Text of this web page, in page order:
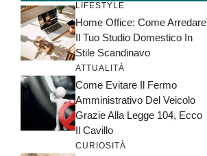
LIFESTYLE
Home Office: Come Arredare
Il Tuo Studio Domestico In
Stile Scandinavo
ATTUALITÀ
Come Evitare Il Fermo
Amministrativo Del Veicolo
Grazie Alla Legge 104, Ecco
Il Cavillo
CURIOSITÀ